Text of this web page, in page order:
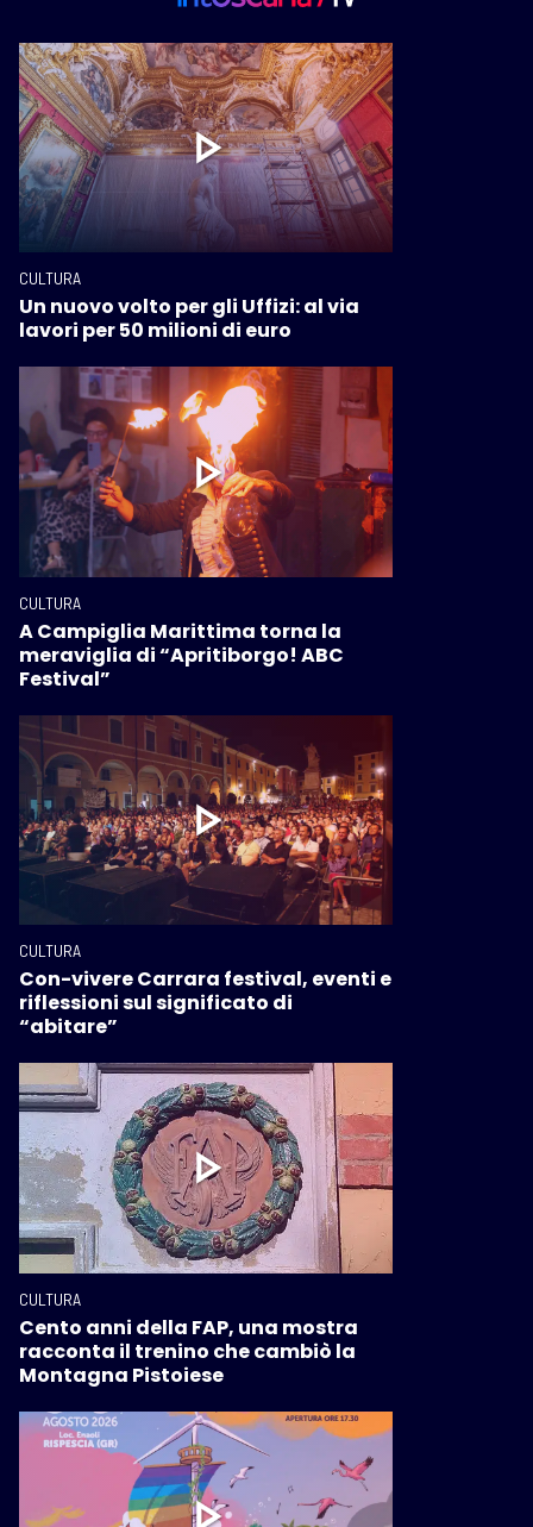
CULTURA
Un nuovo volto per gli Uffizi: al via
lavori per 50 milioni di euro
CULTURA
A Campiglia Marittima torna la
meraviglia di “Apritiborgo! ABC
Festival”
CULTURA
Con-vivere Carrara festival, eventi e
riflessioni sul significato di
“abitare”
CULTURA
Cento anni della FAP, una mostra
racconta il trenino che cambiò la
Montagna Pistoiese